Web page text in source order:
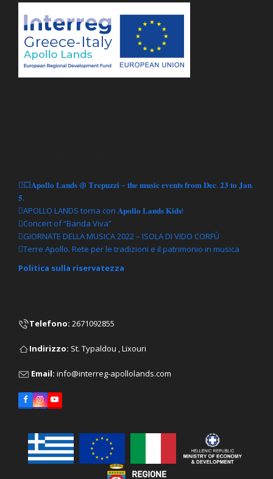
💥𝐀𝐩𝐨𝐥𝐥𝐨 𝐋𝐚𝐧𝐝𝐬 @ 𝐓𝐫𝐞𝐩𝐮𝐳𝐳𝐢 – 𝐭𝐡𝐞 𝐦𝐮𝐬𝐢𝐜 𝐞𝐯𝐞𝐧𝐭𝐬 𝐟𝐫𝐨𝐦 𝐃𝐞𝐜. 𝟐𝟑 𝐭𝐨 𝐉𝐚𝐧.
𝟓.
APOLLO LANDS torna con 𝐀𝐩𝐨𝐥𝐥𝐨 𝐋𝐚𝐧𝐝𝐬 𝐊𝐢𝐝𝐬!
Concert of “Banda Viva”
GIORNATE DELLA MUSICA 2022 – ISOLA DI VIDO CORFÙ
Terre Apollo. Rete per le tradizioni e il patrimonio in musica
Politica sulla riservatezza
Telefono: 2671092855
Ιndirizzo: St. Typaldou , Lixouri
Email: info@interreg-apollolands.com
Facebook
Instagram
YouTube